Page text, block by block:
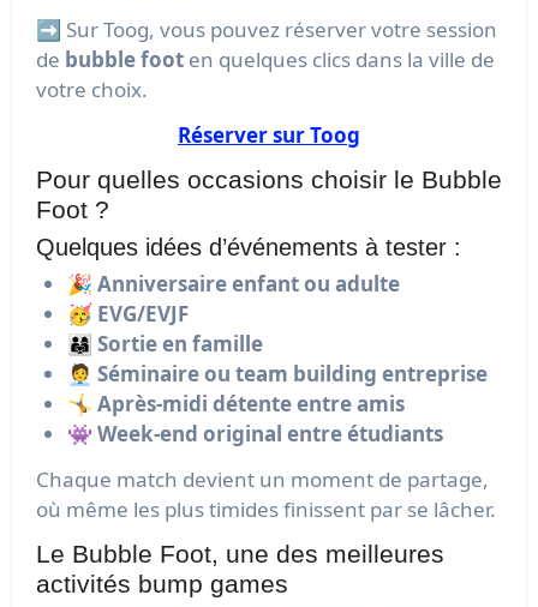
➡️ Sur Toog, vous pouvez réserver votre session
de bubble footen quelques clics dans la ville de
votre choix.
Réserver sur Toog
Pour quelles occasions choisir le Bubble
Foot ?
Quelques idées d’événements à tester :
🎉 Anniversaire enfant ou adulte
🥳 EVG/EVJF
👨‍👩‍👧 Sortie en famille
🧑‍💼 Séminaire ou team building entreprise
🤸 Après-midi détente entre amis
👾 Week-end original entre étudiants
Chaque match devient un moment de partage,
où même les plus timides finissent par se lâcher.
Le Bubble Foot, une des meilleures
activités bump games